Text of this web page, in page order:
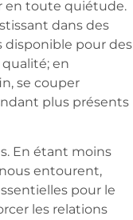
en toute quiétude.
dans des
disponible pour des
en
se couper
plus présents
En étant moins
entourent,
pour le
les relations